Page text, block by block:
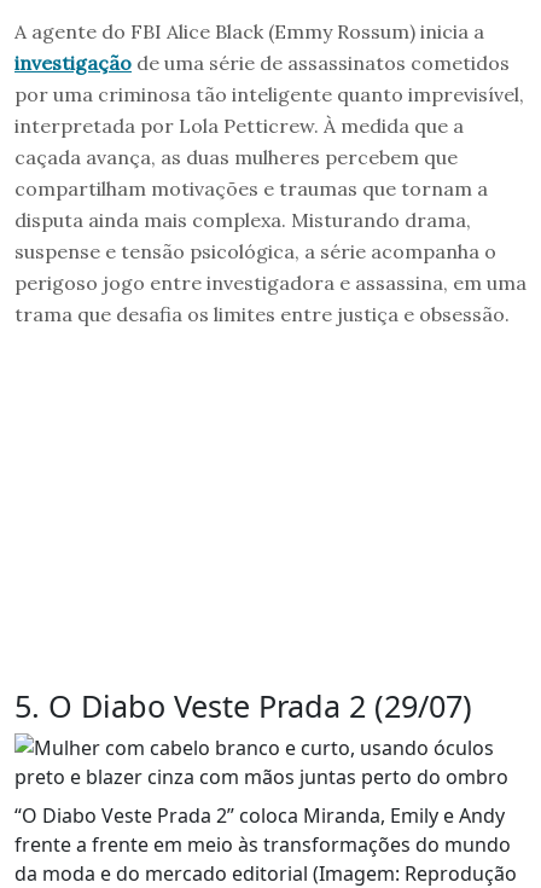
A agente do FBI Alice Black (Emmy Rossum) inicia a
investigação de uma série de assassinatos cometidos
por uma criminosa tão inteligente quanto imprevisível,
interpretada por Lola Petticrew. À medida que a
caçada avança, as duas mulheres percebem que
compartilham motivações e traumas que tornam a
disputa ainda mais complexa. Misturando drama,
suspense e tensão psicológica, a série acompanha o
perigoso jogo entre investigadora e assassina, em uma
trama que desafia os limites entre justiça e obsessão.
5. O Diabo Veste Prada 2 (29/07)
“O Diabo Veste Prada 2” coloca Miranda, Emily e Andy
frente a frente em meio às transformações do mundo
da moda e do mercado editorial (Imagem: Reprodução